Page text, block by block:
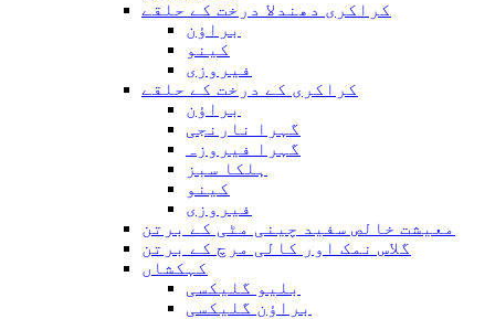
کراکری دھندلا درخت کے حلقے
براؤن
کینو
فیروزی
کراکری کے درخت کے حلقے
براؤن
گہرا نارنجی
گہرا فیروزہ
ہلکا سبز
کینو
فیروزی
معیشت خالص سفید چینی مٹی کے برتن
گلاس نمک اور کالی مرچ کے برتن
کہکشاں
بلیو گلیکسی
براؤن گلیکسی